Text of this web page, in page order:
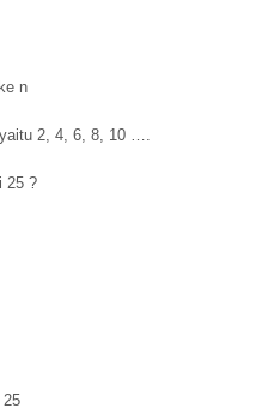
n
2, 4, 6, 8, 10 ….
25 ?
25